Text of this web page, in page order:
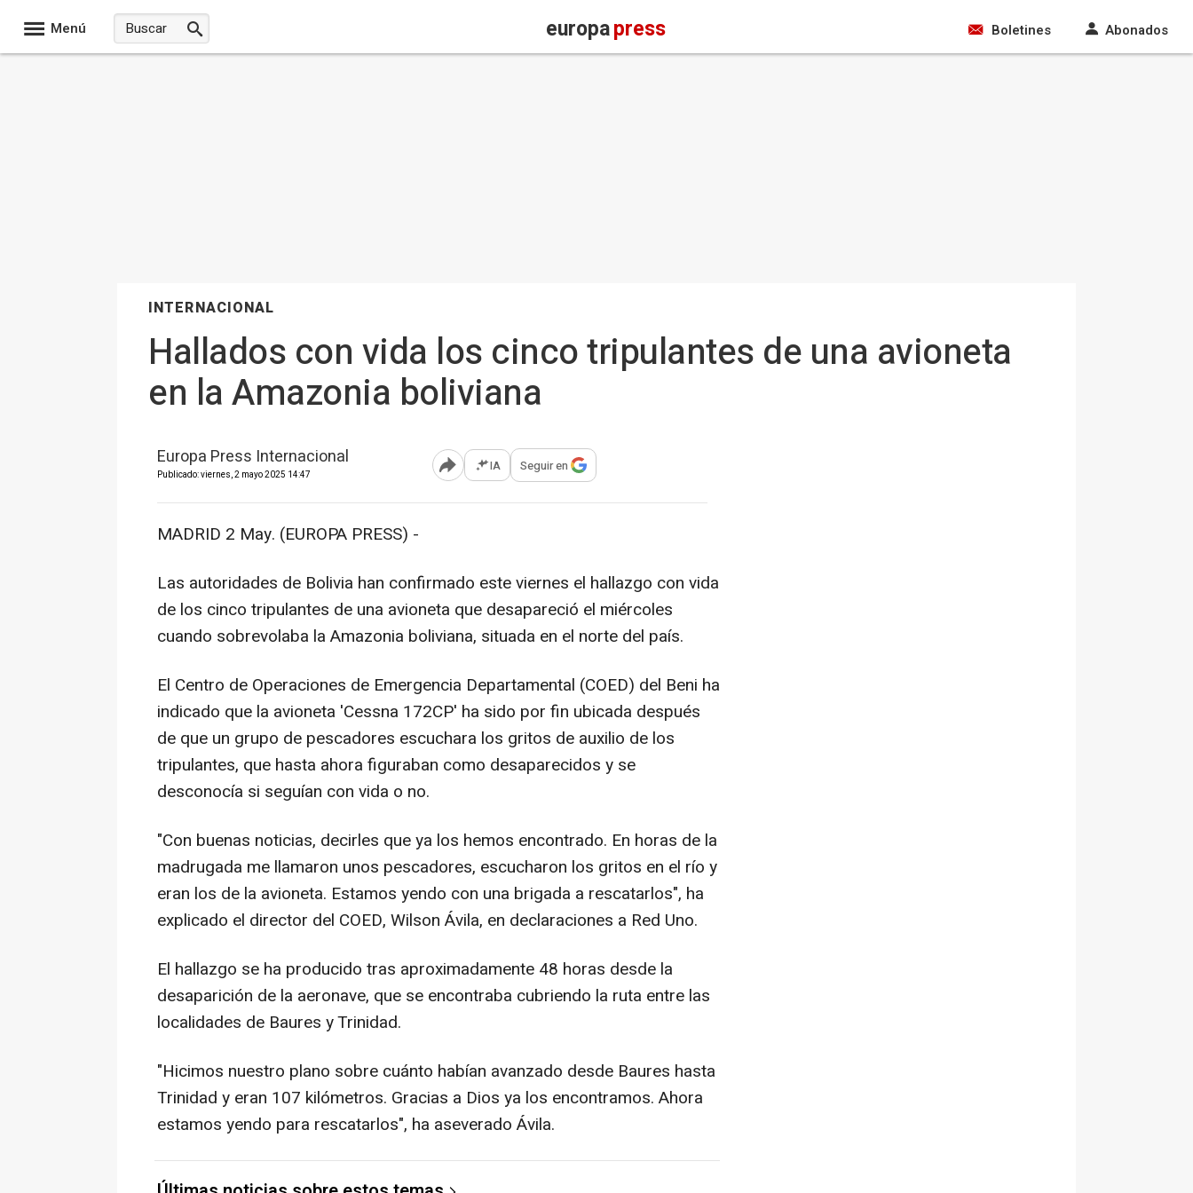
Menú europapress Boletines Abonados
INTERNACIONAL
Hallados con vida los cinco tripulantes de una avioneta
en la Amazonia boliviana
Europa Press Internacional
Publicado: viernes, 2 mayo 2025 14:47 Abrir opciones para compartir
IA Seguir en
MADRID 2 May. (EUROPA PRESS) -
Las autoridades de Bolivia han confirmado este viernes el hallazgo con vida
de los cinco tripulantes de una avioneta que desapareció el miércoles
cuando sobrevolaba la Amazonia boliviana, situada en el norte del país.
El Centro de Operaciones de Emergencia Departamental (COED) del Beni ha
indicado que la avioneta 'Cessna 172CP' ha sido por fin ubicada después
de que un grupo de pescadores escuchara los gritos de auxilio de los
tripulantes, que hasta ahora figuraban como desaparecidos y se
desconocía si seguían con vida o no.
"Con buenas noticias, decirles que ya los hemos encontrado. En horas de la
madrugada me llamaron unos pescadores, escucharon los gritos en el río y
eran los de la avioneta. Estamos yendo con una brigada a rescatarlos", ha
explicado el director del COED, Wilson Ávila, en declaraciones a Red Uno.
El hallazgo se ha producido tras aproximadamente 48 horas desde la
desaparición de la aeronave, que se encontraba cubriendo la ruta entre las
localidades de Baures y Trinidad.
"Hicimos nuestro plano sobre cuánto habían avanzado desde Baures hasta
Trinidad y eran 107 kilómetros. Gracias a Dios ya los encontramos. Ahora
estamos yendo para rescatarlos", ha aseverado Ávila.